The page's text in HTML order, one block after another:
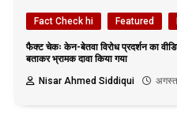
Fact Check hi Featured
फैक्ट चेकः केन-बेतवा विरोध प्रदर्शन का
बताकर भ्रामक दावा किया गया
Nisar Ahmed Siddiqui